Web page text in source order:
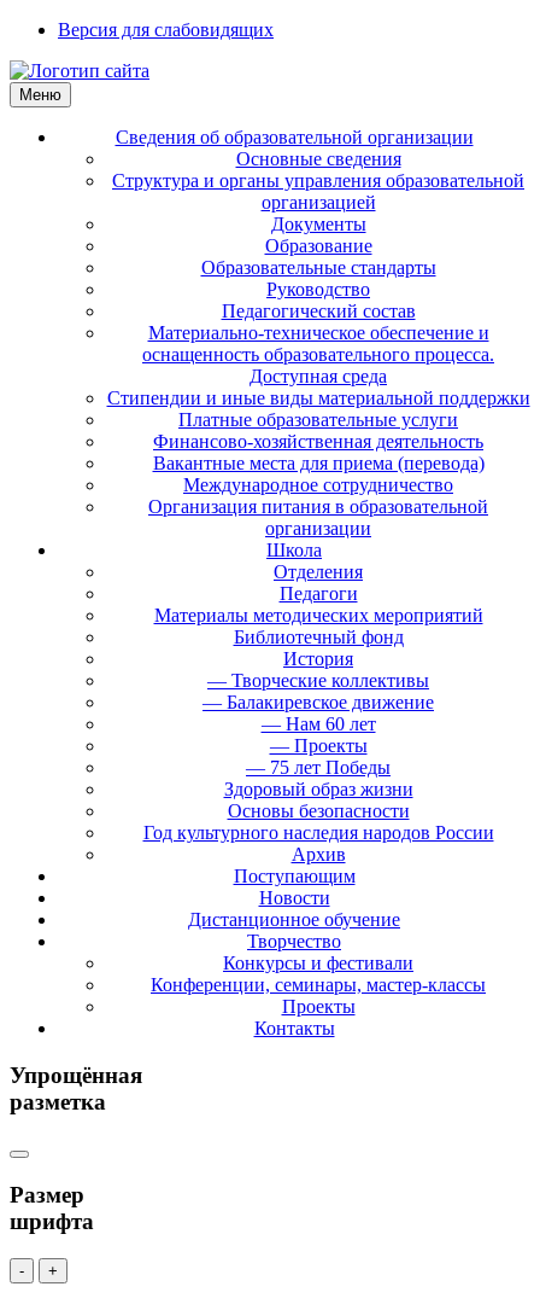
Версия для слабовидящих
Меню
Сведения об образовательной организации
Основные сведения
Структура и органы управления образовательной
организацией
Документы
Образование
Образовательные стандарты
Руководство
Педагогический состав
Материально-техническое обеспечение и
оснащенность образовательного процесса.
Доступная среда
Стипендии и иные виды материальной поддержки
Платные образовательные услуги
Финансово-хозяйственная деятельность
Вакантные места для приема (перевода)
Международное сотрудничество
Организация питания в образовательной
организации
Школа
Отделения
Педагоги
Материалы методических мероприятий
Библиотечный фонд
История
— Творческие коллективы
— Балакиревское движение
— Нам 60 лет
— Проекты
— 75 лет Победы
Здоровый образ жизни
Основы безопасности
Год культурного наследия народов России
Архив
Поступающим
Новости
Дистанционное обучение
Творчество
Конкурсы и фестивали
Конференции, семинары, мастер-классы
Проекты
Контакты
Упрощённая
разметка
Размер
шрифта
- +